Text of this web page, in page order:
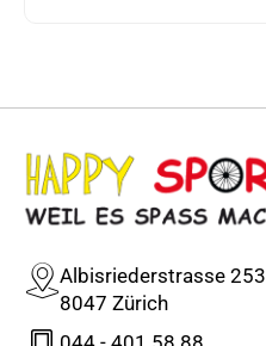
Albisriederstrasse 253
8047 Zürich